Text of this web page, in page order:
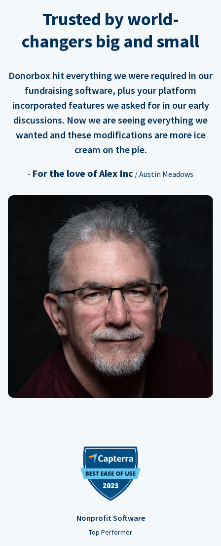
Trusted by world-
changers big and small
Donorbox hit everything we were required in our
fundraising software, plus your platform
incorporated features we asked for in our early
discussions. Now we are seeing everything we
wanted and these modifications are more ice
cream on the pie.
- For the love of Alex Inc / Austin Meadows
Nonprofit Software
Top Performer